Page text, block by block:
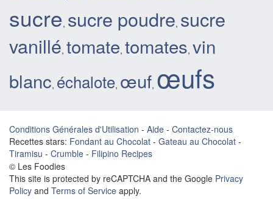
sucre, sucre poudre, sucre
vanillé, tomate, tomates, vin
blanc, échalote, œuf, œufs
Conditions Générales d'Utilisation - Aide - Contactez-nous
Recettes stars: Fondant au Chocolat - Gateau au Chocolat -
Tiramisu - Crumble - Filipino Recipes
© Les Foodies
This site is protected by reCAPTCHA and the Google Privacy
Policy and Terms of Service apply.